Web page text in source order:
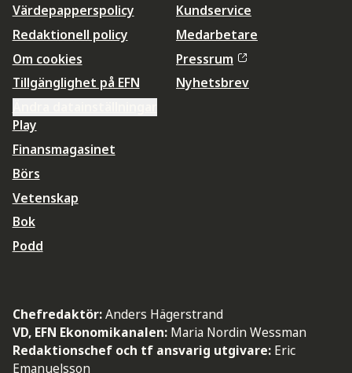
Värdepapperspolicy
Redaktionell policy
Om cookies
Tillgänglighet på EFN
Kundservice
Medarbetare
Pressrum
Nyhetsbrev
Play
Finansmagasinet
Börs
Vetenskap
Bok
Podd
Chefredaktör:Anders Hägerstrand
VD, EFN Ekonomikanalen: Maria Nordin Wessman
Redaktionschef och tf ansvarig utgivare: Eric
Emanuelsson